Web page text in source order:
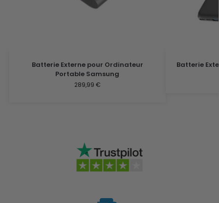
Batterie Externe pour Ordinateur
Portable Samsung
289,99 €
Batterie